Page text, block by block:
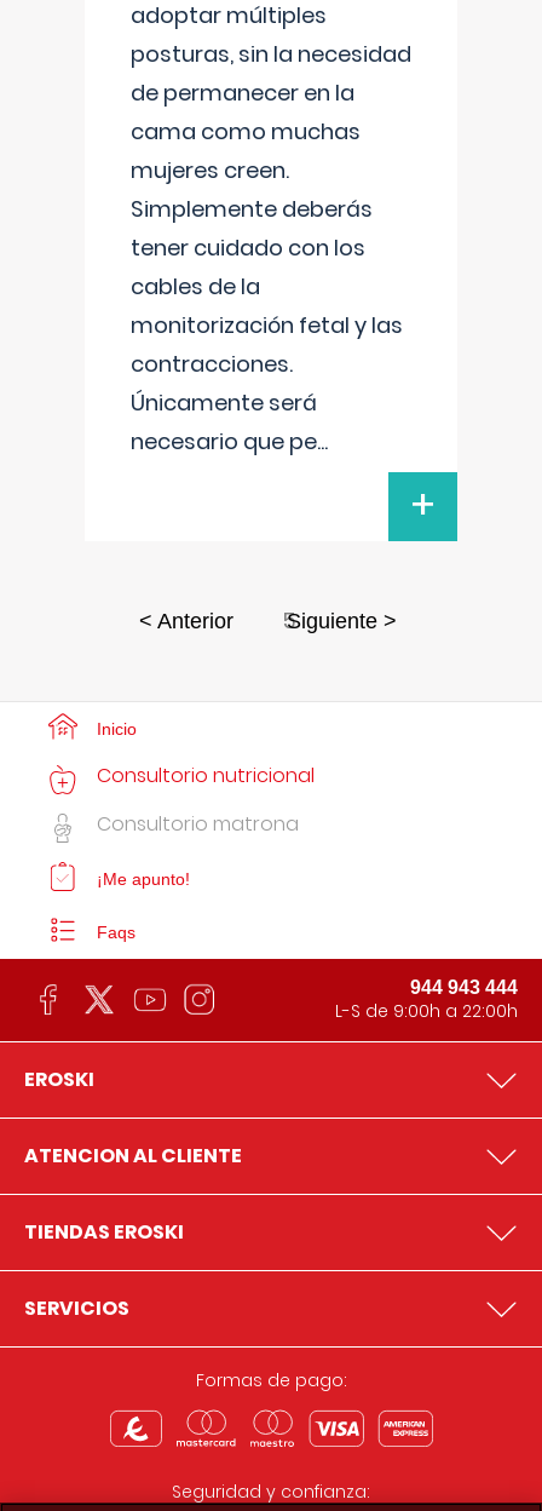
adoptar múltiples
posturas, sin la necesidad
de permanecer en la
cama como muchas
mujeres creen.
Simplemente deberás
tener cuidado con los
cables de la
monitorización fetal y las
contracciones.
Únicamente será
necesario que pe...
+
< Anterior 5
Siguiente >
Inicio
Consultorio nutricional
Consultorio matrona
¡Me apunto!
Faqs
944 943 444
L-S de 9:00h a 22:00h
EROSKI
ATENCION AL CLIENTE
TIENDAS EROSKI
SERVICIOS
Formas de pago:
Seguridad y confianza: